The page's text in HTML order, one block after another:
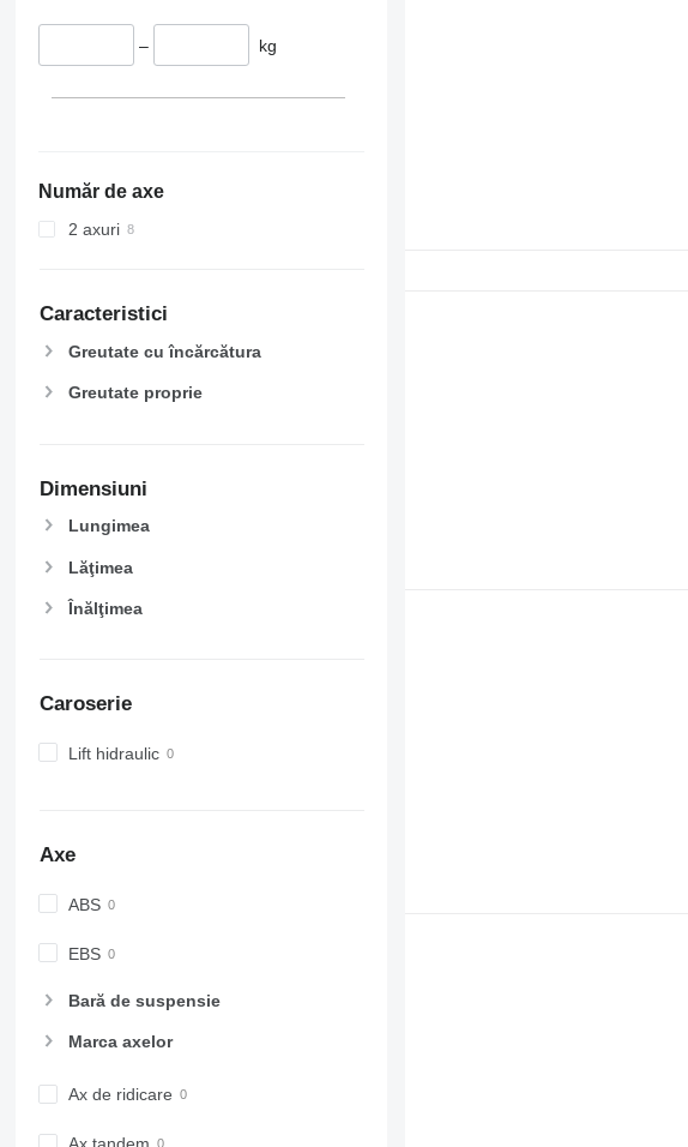
– kg
Număr de axe
2 axuri
Caracteristici
Greutate cu încărcătura
Greutate proprie
Dimensiuni
Lungimea
Lăţimea
Înălţimea
Caroserie
Lift hidraulic
Axe
ABS
EBS
Bară de suspensie
Marca axelor
Ax de ridicare